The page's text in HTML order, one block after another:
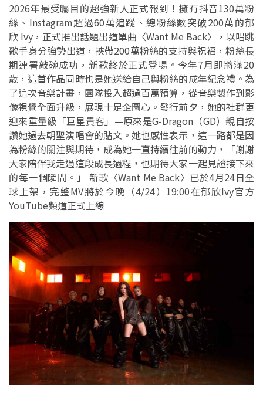
2026年最受矚目的超強新人正式報到！擁有抖音130萬粉
絲、Instagram超過60萬追蹤、總粉絲數突破200萬的郁
欣 Ivy，正式推出話題出道單曲〈Want Me Back〉，以唱跳
歌手身分強勢出道，挾帶200萬粉絲的支持與祝福，粉絲長
期連署敲碗成功，新歌終於正式登場。今年7月即將滿20
歲，這首作品同時也是她送給自己與粉絲的成年紀念禮。為
了這次音樂計畫，團隊投入超過百萬預算，從音樂製作到影
像視覺全面升級，展現十足企圖心。發行前夕，她的社群更
迎來重量級「巨星貴客」—原來是G-Dragon（GD）親自按
讚她過去朝聖演唱會的貼文。她也感性表示，這一路都是因
為粉絲的關注與期待，成為她一直持續往前的動力，「謝謝
大家陪伴我走過這段成長過程，也期待大家一起見證接下來
的每一個瞬間。」 新歌〈Want Me Back〉已於4月24日全
球上架，完整MV將於今晚（4/24）19:00在郁欣Ivy官方
YouTube頻道正式上線